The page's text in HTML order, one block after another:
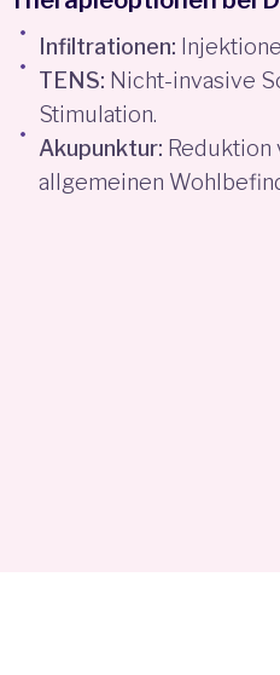
Infiltrationen:
TENS: Nicht-invasive
Stimulation.
Akupunktur: Reduktion
allgemeinen